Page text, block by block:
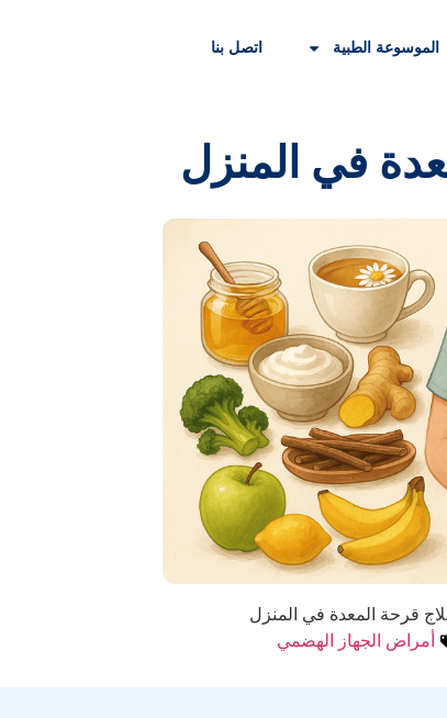
الموسوعة الطبية اتصل بنا
في المنزل
قرحة المعدة في المنزل
أمراض الجهاز الهضمي